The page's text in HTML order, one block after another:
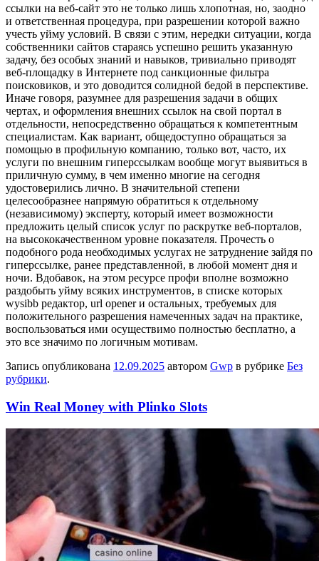
ссылки на веб-сайт это не только лишь хлопотная, но, заодно
и ответственная процедура, при разрешении которой важно
учесть уйму условий. В связи с этим, нередки ситуации, когда
собственники сайтов стараясь успешно решить указанную
задачу, без особых знаний и навыков, тривиально приводят
веб-площадку в Интернете под санкционные фильтра
поисковиков, и это доводится солидной бедой в перспективе.
Иначе говоря, разумнее для разрешения задачи в общих
чертах, и оформления внешних ссылок на свой портал в
отдельности, непосредственно обращаться к компетентным
специалистам. Как вариант, общедоступно обращаться за
помощью в профильную компанию, только вот, часто, их
услуги по внешним гиперссылкам вообще могут выявиться в
приличную сумму, в чем именно многие на сегодня
удостоверились лично. В значительной степени
целесообразнее напрямую обратиться к отдельному
(независимому) эксперту, который имеет возможности
предложить целый список услуг по раскрутке веб-порталов,
на высококачественном уровне показателя. Прочесть о
подобного рода необходимых услугах не затруднение зайдя по
гиперссылке, ранее представленной, в любой момент дня и
ночи. Вдобавок, на этом ресурсе профи вполне возможно
раздобыть уйму всяких инструментов, в списке которых
wysibb редактор, url opener и остальных, требуемых для
положительного разрешения намеченных задач на практике,
воспользоваться ими осуществимо полностью бесплатно, а
это все значимо по логичным мотивам.
Запись опубликована 12.09.2025 автором Gwp в рубрике Без
рубрики.
Win Real Money with Plinko Slots